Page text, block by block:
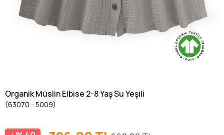
Organik Müslin Elbise 2-8 Yaş Su Yeşili
(63070 - 5009)